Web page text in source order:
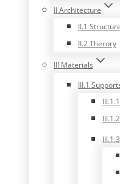
II Architecture
II.1 Structure
II.2 Therory
III Materials
III.1